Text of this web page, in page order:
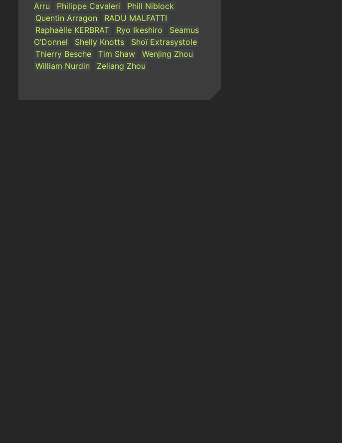
Arru
Philippe Cavaleri
Phill Niblock
Quentin Arragon
RADU MALFATTI
Raphaëlle KERBRAT
Ryo Ikeshiro
Seamus
O’Donnel
Shelly Knotts
Shoï Extrasystole
Thierry Besche
Tim Shaw
Wenjing Zhou
William Nurdin
Zeliang Zhou